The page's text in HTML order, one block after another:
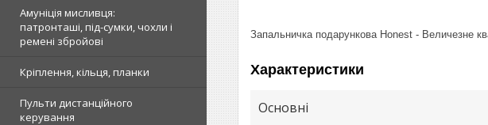
Амуніція мисливця:
патронташі, під-сумки, чохли і
ремені збройові
Кріплення, кільця, планки
Пульти дистанційного
керування
Запальничка подарункова Honest - Величезне
Характеристики
Основні